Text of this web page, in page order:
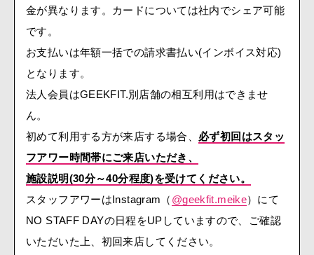
金が異なります。カードについては社内でシェア可能
です。
お支払いは年額一括での請求書払い(インボイス対応)
となります。
法人会員はGEEKFIT.別店舗の相互利用はできませ
ん。
初めて利用する方が来店する場合、 必ず初回はスタッ
フアワー時間帯にご来店いただき、
施設説明(30分～40分程度)を受けてください。
スタッフアワーはInstagram（ @geekfit.meike）にて
NO STAFF DAYの日程をUPしていますので、ご確認
いただいた上、初回来店してください。